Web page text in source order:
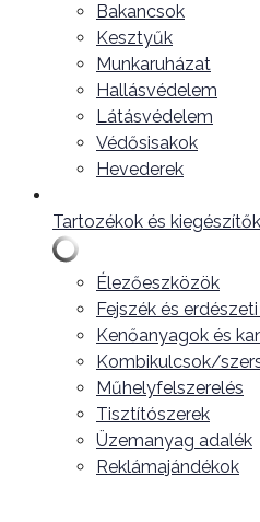
Bakancsok
Kesztyűk
Munkaruházat
Hallásvédelem
Látásvédelem
Védősisakok
Hevederek
Tartozékok és kiegészítők
Élezőeszközök
Fejszék és
Kenőanyagok és
Kombikulcsok/
Műhelyfelszerelés
Tisztítószerek
Üzemanyag adalék
Reklámajándékok